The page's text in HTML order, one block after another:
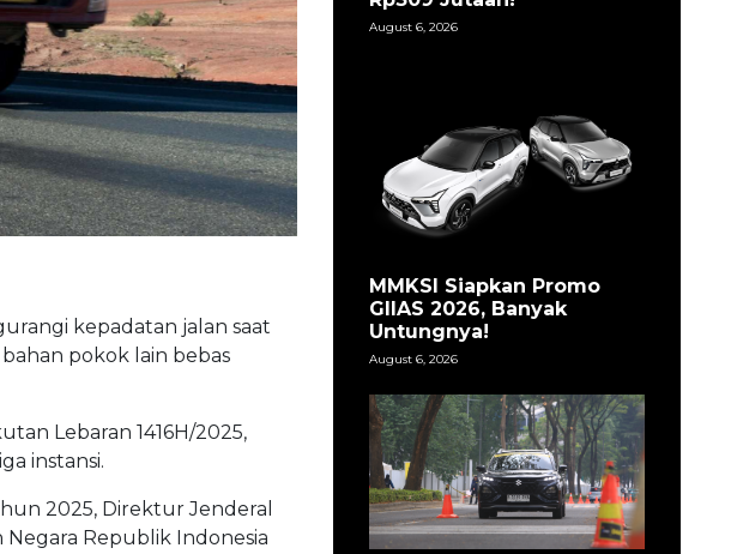
kepadatan jalan saat
pokok lain bebas
Lebaran 1416H/2025,
instansi.
2025, Direktur Jenderal
Negara Republik Indonesia
August 6, 2026
MMKSI Siapkan Promo
GIIAS 2026, Banyak
Untungnya!
August 6, 2026